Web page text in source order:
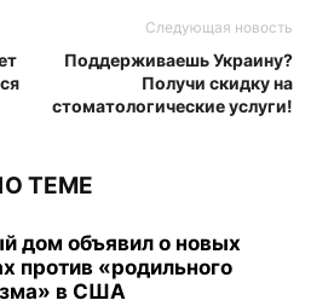
Следующая новость
Поддерживаешь Украину?
Получи скидку на
стоматологические услуги!
ТЕМЕ
дом объявил о новых
против «родильного
в США